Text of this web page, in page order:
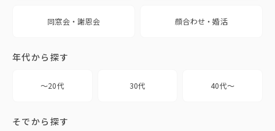
同窓会・謝恩会 顔合わせ・婚活
年代から探す
〜20代 30代 40代〜
そでから探す